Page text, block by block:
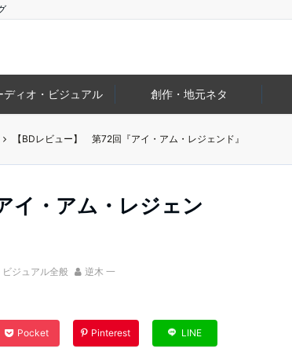
ディオ・ビジュアル 創作・地元ネタ
【BDレビュー】 第72回『アイ・アム・レジェンド』
イ・アム・レジェン
ジュアル全般 逆木 一
Pocket Pinterest LINE